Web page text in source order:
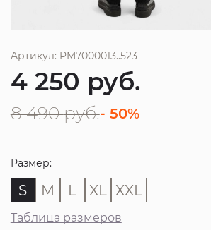
Артикул: PM7000013..523
4 250 руб.
8 490 руб.- 50%
Размер:
S M L XL XXL
Таблица размеров